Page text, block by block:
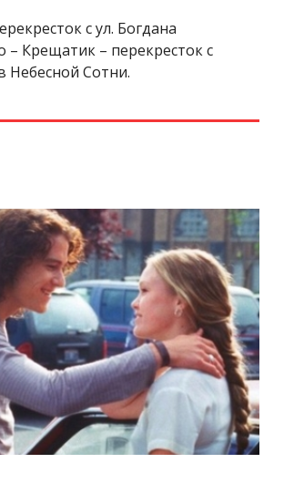
с ул. Богдана
– Крещатик – перекресток с
Небесной Сотни.